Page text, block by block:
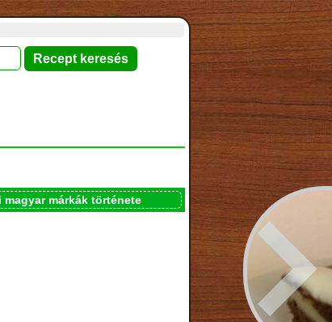
magyar márkák története